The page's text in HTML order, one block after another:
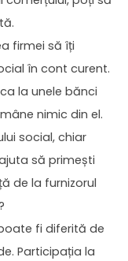
firmei să îți
în cont curent.
la unele bănci
nimic din el.
social, chiar
să primești
de la furnizorul
fi diferită de
Participația la